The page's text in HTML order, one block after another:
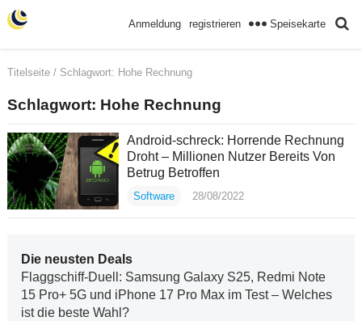
Anmeldung registrieren Speisekarte
Titelseite/ Schlagwort: Hohe Rechnung
Schlagwort: Hohe Rechnung
Android-schreck: Horrende Rechnung
Droht – Millionen Nutzer Bereits Von
Betrug Betroffen
Software 28/08/2022
Die neusten Deals
Flaggschiff-Duell: Samsung Galaxy S25, Redmi Note
15 Pro+ 5G und iPhone 17 Pro Max im Test – Welches
ist die beste Wahl?